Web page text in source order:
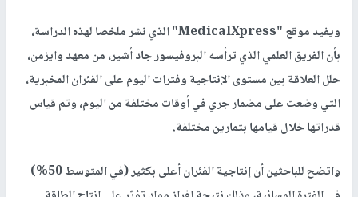
ويفيد موقع "MedicalXpress" الذي نشر ملخصا لهذه الدراسة،
بأن الفريق العلمي الذي ترأسه البروفيسور جاد أشير، من معهد وايزمن،
حلل العلاقة بين مستوى الإنتاجية وفترات اليوم على الفئران المخبرية،
التي وضعت على مضمار جري في أوقات مختلفة من اليوم، وتم قياس
قدراتها خلال قيامها بتمارين مختلفة.
واتضح للباحثين أن إنتاجية الفئران أعلى بكثير (في المتوسط 50%)